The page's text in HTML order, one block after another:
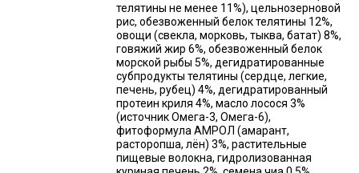
телятины не менее 11%), цельнозерновой
рис, обезвоженный белок телятины 12%,
овощи (свекла, морковь, тыква, батат) 8%,
говяжий жир 6%, обезвоженный белок
морской рыбы 5%, дегидратированные
субпродукты телятины (сердце, легкие,
печень, рубец) 4%, дегидратированный
протеин криля 4%, масло лосося 3%
(источник Омега-3, Омега-6),
фитоформула АМРОЛ (амарант,
расторопша, лён) 3%, растительные
пищевые волокна, гидролизованная